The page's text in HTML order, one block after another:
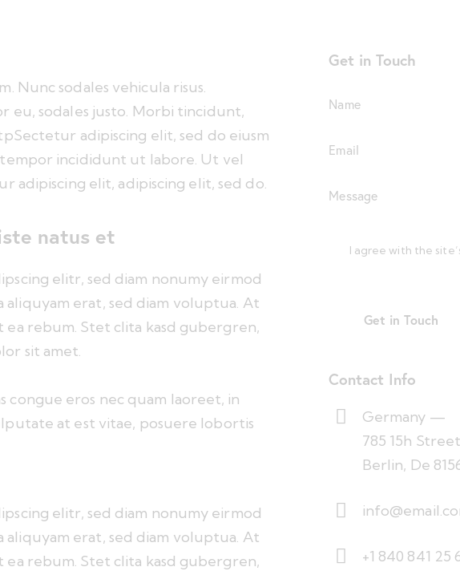
Nunc sodales vehicula risus.
eu, sodales justo. Morbi tincidunt,
adipiscing elit, sed do eiusm
incididunt ut labore. Ut vel
adipiscing elit, adipiscing elit, sed do.
natus et
elitr, sed diam nonumy eirmod
erat, sed diam voluptua. At
rebum. Stet clita kasd gubergren,
sit amet.
congue eros nec quam laoreet, in
at est vitae, posuere lobortis
elitr, sed diam nonumy eirmod
erat, sed diam voluptua. At
rebum. Stet clita kasd gubergren,
Get in Touch
I agree with the
Contact Info
Germany —
785 15h
Berlin, De
+1 840 841 25